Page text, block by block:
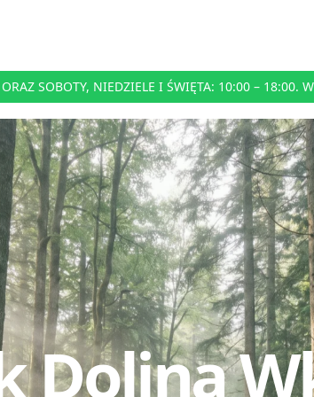
SOBOTY, NIEDZIELE I ŚWIĘTA: 10:00 – 18:00.
Dolina